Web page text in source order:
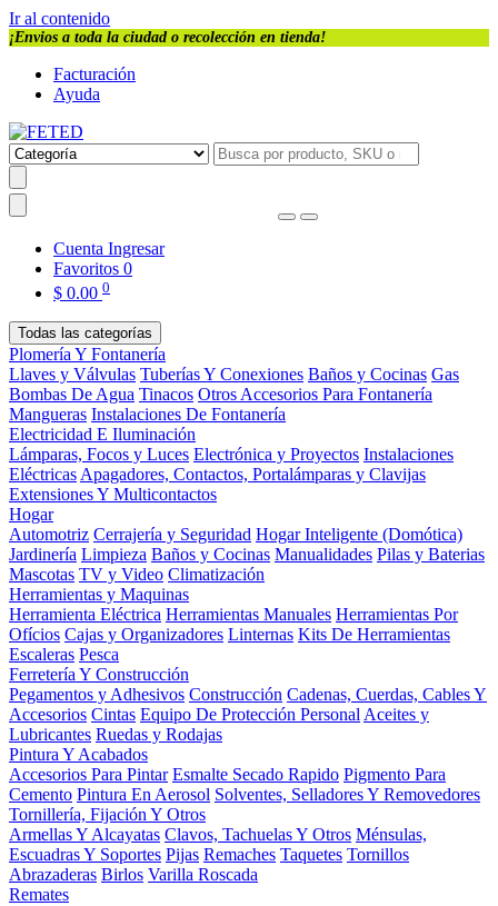
Ir al contenido
¡Envios a toda la ciudad o recolección en tienda!
Facturación
Ayuda
Cuenta Ingresar
Favoritos 0
$ 0.00 0
Todas las categorías
Plomería Y Fontanería
Llaves y Válvulas Tuberías Y Conexiones Baños y Cocinas Gas
Bombas De Agua Tinacos Otros Accesorios Para Fontanería
Mangueras Instalaciones De Fontanería
Electricidad E Iluminación
Lámparas, Focos y Luces Electrónica y Proyectos Instalaciones
Eléctricas Apagadores, Contactos, Portalámparas y Clavijas
Extensiones Y Multicontactos
Hogar
Automotriz Cerrajería y Seguridad Hogar Inteligente (Domótica)
Jardinería Limpieza Baños y Cocinas Manualidades Pilas y Baterias
Mascotas TV y Video Climatización
Herramientas y Maquinas
Herramienta Eléctrica Herramientas Manuales Herramientas Por
Ofícios Cajas y Organizadores Linternas Kits De Herramientas
Escaleras Pesca
Ferretería Y Construcción
Pegamentos y Adhesivos Construcción Cadenas, Cuerdas, Cables Y
Accesorios Cintas Equipo De Protección Personal Aceites y
Lubricantes Ruedas y Rodajas
Pintura Y Acabados
Accesorios Para Pintar Esmalte Secado Rapido Pigmento Para
Cemento Pintura En Aerosol Solventes, Selladores Y Removedores
Tornillería, Fijación Y Otros
Armellas Y Alcayatas Clavos, Tachuelas Y Otros Ménsulas,
Escuadras Y Soportes Pijas Remaches Taquetes Tornillos
Abrazaderas Birlos Varilla Roscada
Remates